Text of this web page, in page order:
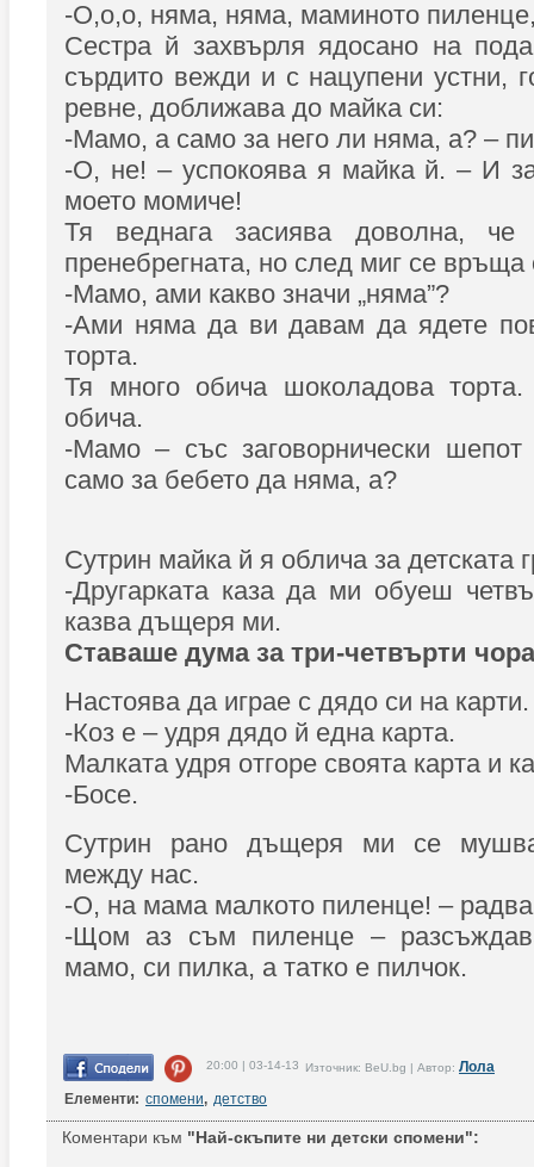
-О,о,о, няма, няма, маминото
Сестра й захвърля ядосано на
сърдито вежди и с нацупени устни,
ревне, доближава до майка си:
-Мамо, а само за него ли няма, а? –
-О, не! – успокоява я майка й. – И
моето момиче!
Тя веднага засиява доволна,
пренебрегната, но след миг се връща
-Мамо, ами какво значи „няма”?
-Ами няма да ви давам да ядете
торта.
Тя много обича шоколадова
обича.
-Мамо – със заговорнически
само за бебето да няма, а?
Сутрин майка й я облича за детската
-Другарката каза да ми обуеш
казва дъщеря ми.
Ставаше дума за три-четвърти
Настоява да играе с дядо си на карти.
-Коз е – удря дядо й една карта.
Малката удря отгоре своята карта и
-Босе.
Сутрин рано дъщеря ми се
между нас.
-О, на мама малкото пиленце! –
-Щом аз съм пиленце –
мамо, си пилка, а татко е пилчок.
20:00 | 03-14-13 Източник: BeU.bg | Автор: Лола
Елементи: спомени, детство
Коментари към "Най-скъпите ни детски спомени":